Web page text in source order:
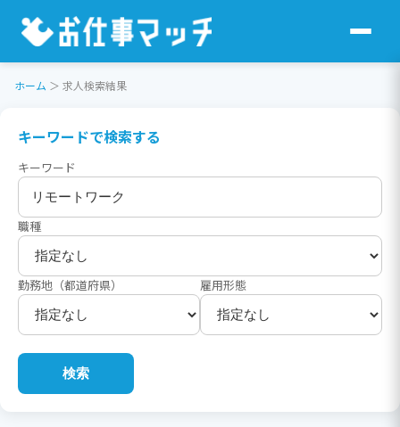
ホーム ＞ 求人検索結果
キーワードで検索する
キーワード
職種
勤務地（都道府県） 雇用形態
検索